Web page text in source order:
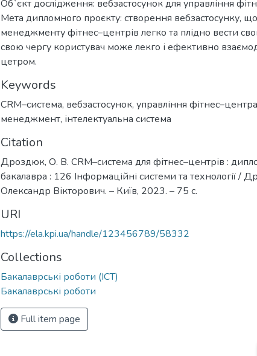
Об`єкт дослідження: вебзастосунок для управління
Мета дипломного проєкту: створення вебзастосунку,
менеджменту фітнес–центрів легко та плідно вести
свою чергу користувач може лекго і ефективно
цетром.
Keywords
CRM–система, вебзастосунок, управління
менеджмент, інтелектуальна система
Citation
Дроздюк, О. В. CRM–система для фітнес–центрів :
бакалавра : 126 Інформаційні системи та технології /
Олександр Вікторович. – Київ, 2023. – 75 с.
URI
https://ela.kpi.ua/handle/123456789/58332
Collections
Бакалаврські роботи (ІСТ)
Бакалаврські роботи
Full item page